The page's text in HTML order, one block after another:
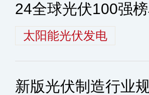
24全球光伏100强
太阳能光伏发电
新版光伏制造行业